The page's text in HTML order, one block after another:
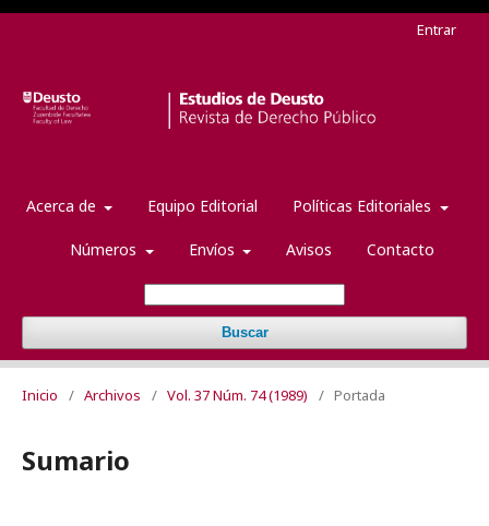
Acerca de Equipo Editorial Políticas Editoriales
Números Envíos Avisos Contacto
Buscar
Entrar
Inicio / Archivos / Vol. 37 Núm. 74 (1989) / Portada
Sumario